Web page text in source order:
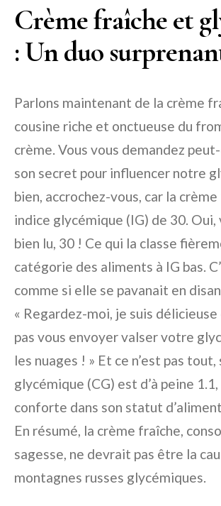
Crème fraîche et
: Un duo
Parlons maintenant de la crème
cousine riche et onctueuse du
crème. Vous vous demandez
son secret pour influencer notre
bien, accrochez-vous, car la
indice glycémique (IG) de 30. Oui,
bien lu, 30 ! Ce qui la classe
catégorie des aliments à IG bas.
comme si elle se pavanait en
« Regardez-moi, je suis
pas vous envoyer valser votre
les nuages ! » Et ce n’est pas tout,
glycémique (CG) est d’à peine
conforte dans son statut
En résumé, la crème fraîche,
sagesse, ne devrait pas être la
montagnes russes glycémiques.